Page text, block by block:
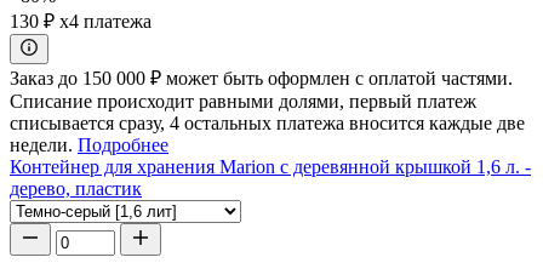
130 ₽ x4 платежа
Заказ до 150 000 ₽ может быть оформлен с оплатой частями.
Списание происходит равными долями, первый платеж
списывается сразу, 4 остальных платежа вносится каждые две
недели. Подробнее
Контейнер для хранения Marion с деревянной крышкой 1,6 л. -
дерево, пластик